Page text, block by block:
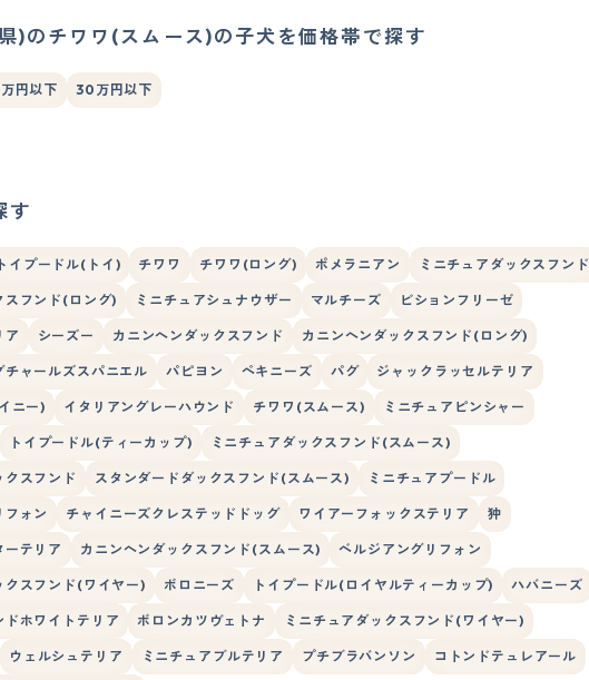
)のチワワ(スムース)の子犬を価格帯で探す
円以下 30万円以下
す
イプードル(トイ) チワワ チワワ(ロング) ポメラニアン ミニチュアダックスフンド
スフンド(ロング) ミニチュアシュナウザー マルチーズ ビションフリーゼ
ア シーズー カニンヘンダックスフンド カニンヘンダックスフンド(ロング)
ャールズスパニエル パピヨン ペキニーズ パグ ジャックラッセルテリア
ニー) イタリアングレーハウンド チワワ(スムース) ミニチュアピンシャー
トイプードル(ティーカップ) ミニチュアダックスフンド(スムース)
スフンド スタンダードダックスフンド(スムース) ミニチュアプードル
フォン チャイニーズクレステッドドッグ ワイアーフォックステリア 狆
ーテリア カニンヘンダックスフンド(スムース) ベルジアングリフォン
クスフンド(ワイヤー) ボロニーズ トイプードル(ロイヤルティーカップ) ハバニーズ
ホワイトテリア ボロンカツヴェトナ ミニチュアダックスフンド(ワイヤー)
ウェルシュテリア ミニチュアブルテリア プチブラバンソン コトンドテュレアール